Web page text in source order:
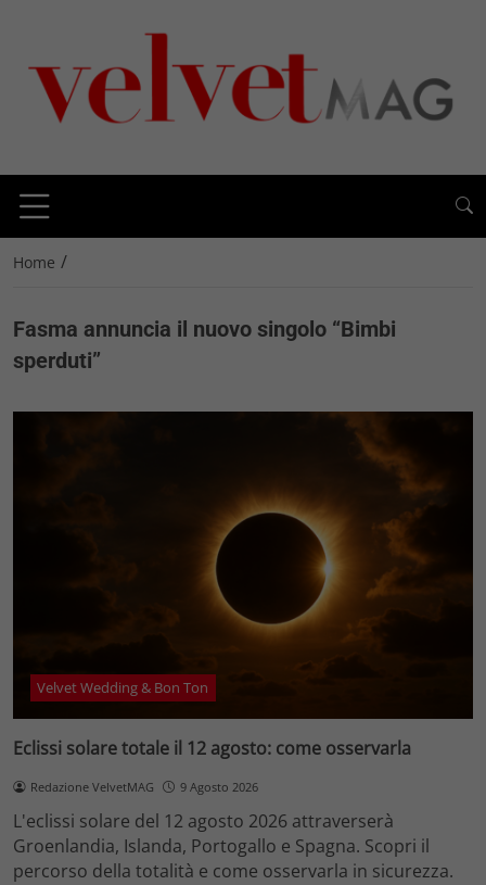
Home /
Fasma annuncia il nuovo singolo “Bimbi
sperduti”
Velvet Wedding & Bon Ton
Eclissi solare totale il 12 agosto: come osservarla
Redazione VelvetMAG 9 Agosto 2026
L'eclissi solare del 12 agosto 2026 attraverserà
Groenlandia, Islanda, Portogallo e Spagna. Scopri il
percorso della totalità e come osservarla in sicurezza.